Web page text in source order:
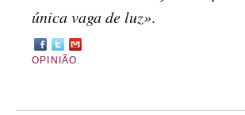
única vaga de luz».
OPINIÃO.